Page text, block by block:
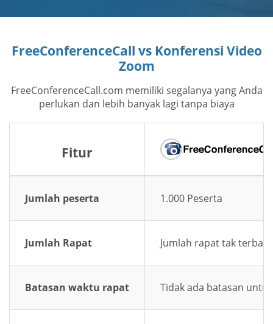
FreeConferenceCall vs Konferensi Video
Zoom
FreeConferenceCall.com memiliki segalanya yang Anda
perlukan dan lebih banyak lagi tanpa biaya
Fitur
Jumlah peserta 1.000 Peserta
Jumlah Rapat Jumlah rapat tak
Batasan waktu rapat Tidak ada batasan